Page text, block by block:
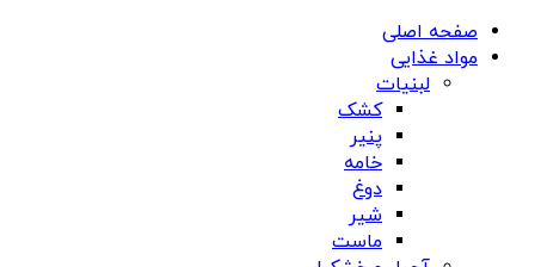
صفحه اصلی
مواد غذایی
لبنیات
کشک
پنیر
خامه
دوغ
شیر
ماست